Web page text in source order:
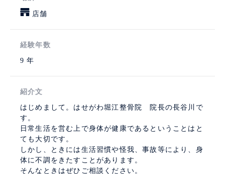
店舗
経験年数
9 年
紹介文
はじめまして。はせがわ堀江整骨院 院長の長谷川で
す。
日常生活を営む上で身体が健康であるということはと
ても大切です。
しかし、ときには生活習慣や怪我、事故等により、身
体に不調をきたすことがあります。
そんなときはぜひご相談ください。